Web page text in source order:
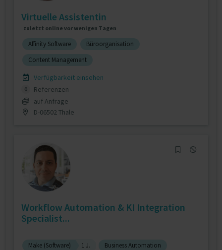
Virtuelle Assistentin
zuletzt online vor wenigen Tagen
Affinity Software
Büroorganisation
Content Management
Verfügbarkeit einsehen
0
Referenzen
auf Anfrage
D-06502 Thale
Workflow Automation & KI Integration
Specialist...
Make (Software) 1 J.
Business Automation